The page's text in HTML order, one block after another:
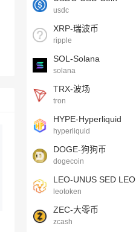
usdc
XRP-瑞波币
ripple
SOL-Solana
solana
TRX-波场
tron
HYPE-Hyperliquid
hyperliquid
DOGE-狗狗币
dogecoin
LEO-UNUS SED LEO
leotoken
ZEC-大零币
zcash